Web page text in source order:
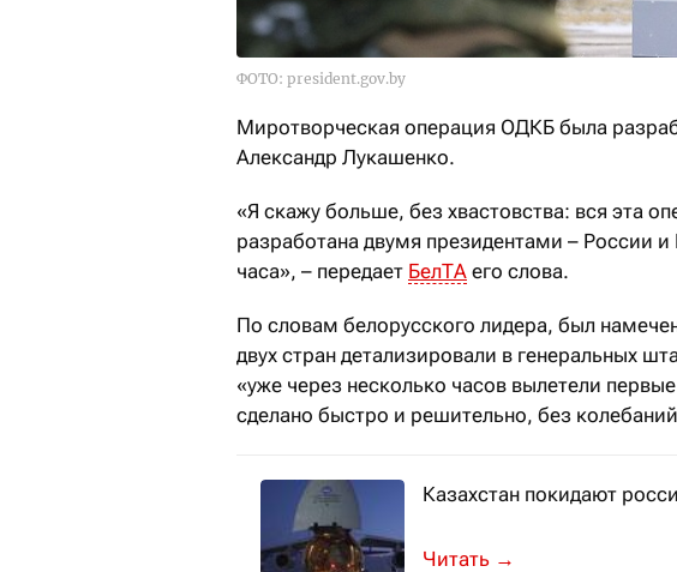
ФОТО: president.gov.by
Миротворческая операция ОДКБ была
Александр Лукашенко.
«Я скажу больше, без хвастовства: вся эта
разработана двумя президентами – России и
часа», – передает БелТА его слова.
По словам белорусского лидера, был
двух стран детализировали в генеральных
«уже через несколько часов вылетели
сделано быстро и решительно, без
Казахстан покидают
С аэродрома в Алматы
→